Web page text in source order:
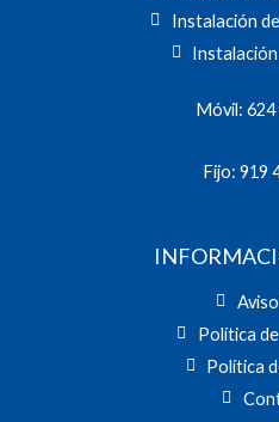
Instalación
Móvil: 624
Fijo: 919
Política
Política